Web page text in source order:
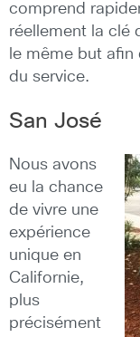
comprend
réellement la clé
le même but
du service.
San José
Nous avons
eu la chance
de vivre une
expérience
unique en
Californie,
plus
précisément